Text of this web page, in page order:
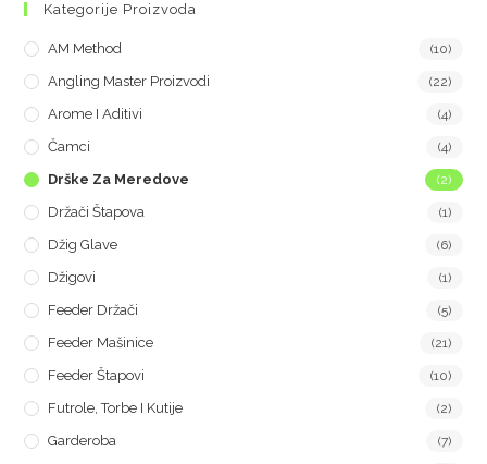
Kategorije Proizvoda
AM Method (10)
Angling Master Proizvodi (22)
Arome I Aditivi (4)
Čamci (4)
Drške Za Meredove (2)
Držači Štapova (1)
Džig Glave (6)
Džigovi (1)
Feeder Držači (5)
Feeder Mašinice (21)
Feeder Štapovi (10)
Futrole, Torbe I Kutije (2)
Garderoba (7)